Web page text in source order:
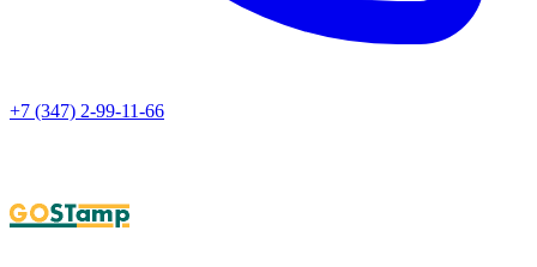
+7 (347) 2-99-11-66